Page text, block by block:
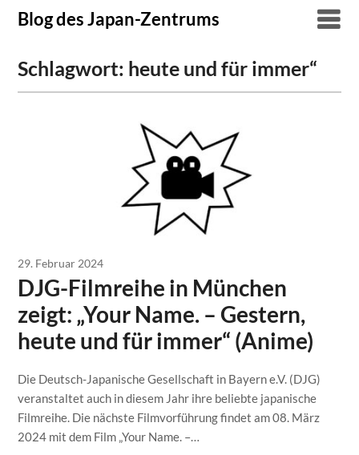
SkipBlog des Japan-Zentrums
Schlagwort: heute und für immer“
29. Februar 2024
DJG-Filmreihe in München
zeigt: „Your Name. – Gestern,
heute und für immer“ (Anime)
Die Deutsch-Japanische Gesellschaft in Bayern e.V. (DJG)
veranstaltet auch in diesem Jahr ihre beliebte japanische
Filmreihe. Die nächste Filmvorführung findet am 08. März
2024 mit dem Film „Your Name. –…